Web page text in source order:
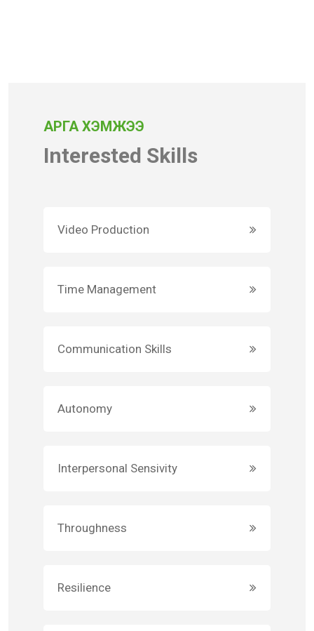
АРГА ХЭМЖЭЭ
Interested Skills
Video Production
Time Management
Communication Skills
Autonomy
Interpersonal Sensivity
Throughness
Resilience